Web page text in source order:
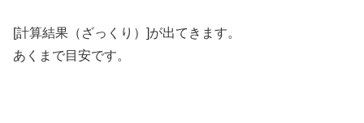
[計算結果（ざっくり）]が出てきます。
あくまで目安です。